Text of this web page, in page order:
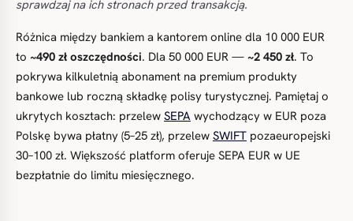
sprawdzaj na ich stronach przed transakcją.
Różnica między bankiem a kantorem online dla 10 000 EUR
to ~490 zł oszczędności. Dla 50 000 EUR — ~2 450 zł. To
pokrywa kilkuletnią abonament na premium produkty
bankowe lub roczną składkę polisy turystycznej. Pamiętaj o
ukrytych kosztach: przelew SEPA wychodzący w EUR poza
Polskę bywa płatny (5–25 zł), przelew SWIFT pozaeuropejski
30–100 zł. Większość platform oferuje SEPA EUR w UE
bezpłatnie do limitu miesięcznego.